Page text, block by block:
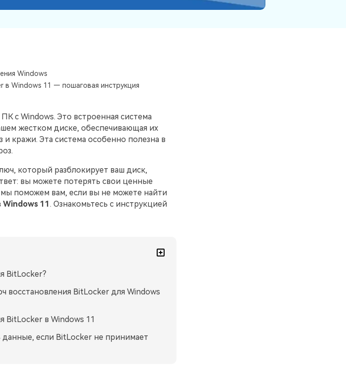
Windows
в Windows 11 — пошаговая инструкция
с Windows. Это встроенная система
жестком диске, обеспечивающая их
кражи. Эта система особенно полезна в
который разблокирует ваш диск,
вы можете потерять свои ценные
поможем вам, если вы не можете найти
11. Ознакомьтесь с инструкцией
BitLocker?
восстановления BitLocker для Windows
BitLocker в Windows 11
данные, если BitLocker не принимает